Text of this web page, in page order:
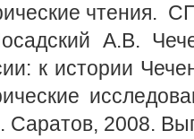
чтения.
А.В.
к истории
Саратов, 2008.